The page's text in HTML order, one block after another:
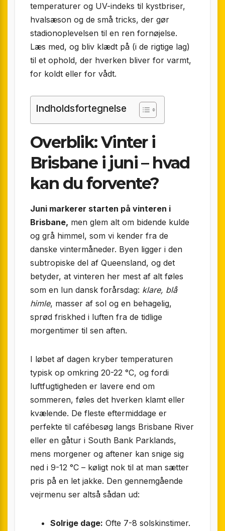
temperaturer og UV-indeks til kystbriser,
hvalsæson og de små tricks, der gør
stadionoplevelsen til en ren fornøjelse.
Læs med, og bliv klædt på (i de rigtige lag)
til et ophold, der hverken bliver for varmt,
for koldt eller for vådt.
Indholdsfortegnelse
Overblik: Vinter i
Brisbane i juni – hvad
kan du forvente?
Juni markerer starten på vinteren i
Brisbane, men glem alt om bidende kulde
og grå himmel, som vi kender fra de
danske vintermåneder. Byen ligger i den
subtropiske del af Queensland, og det
betyder, at vinteren her mest af alt føles
som en lun dansk forårsdag: klare, blå
himle, masser af sol og en behagelig,
sprød friskhed i luften fra de tidlige
morgentimer til sen aften.
I løbet af dagen kryber temperaturen
typisk op omkring 20-22 °C, og fordi
luftfugtigheden er lavere end om
sommeren, føles det hverken klamt eller
kvælende. De fleste eftermiddage er
perfekte til cafébesøg langs Brisbane River
eller en gåtur i South Bank Parklands,
mens morgener og aftener kan snige sig
ned i 9-12 °C – køligt nok til at man sætter
pris på en let jakke. Den gennemgående
vejrmenu ser altså sådan ud:
Solrige dage: Ofte 7-8 solskinstimer.